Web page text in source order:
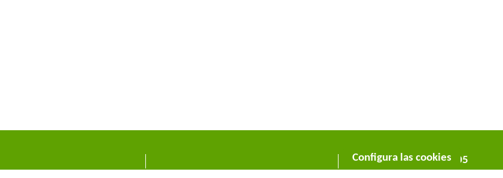
C/ Wellington 30 - 08005
Barcelona
Configura las cookies